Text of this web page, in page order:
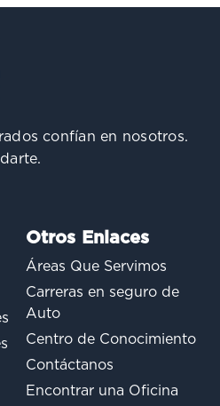
confían en nosotros.
Otros Enlaces
Áreas Que Servimos
Carreras en seguro de
Auto
Centro de Conocimiento
Contáctanos
Encontrar una Oficina